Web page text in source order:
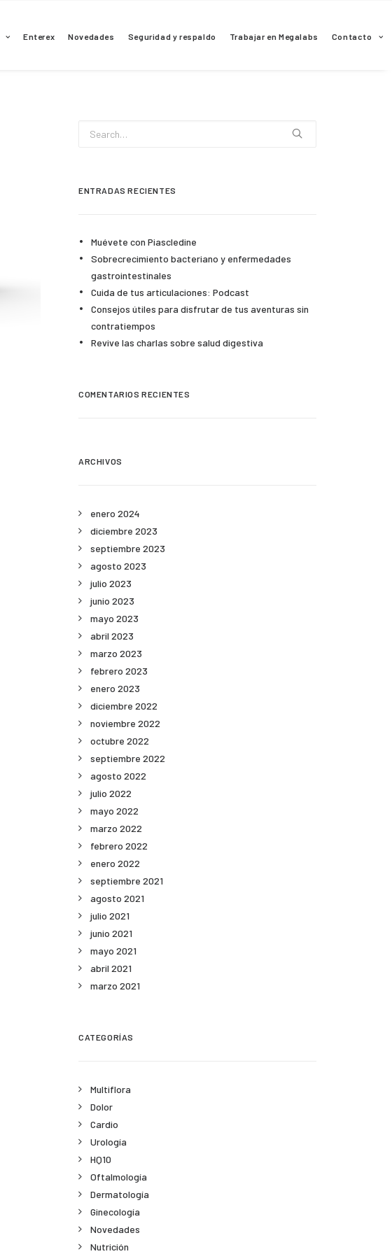
Enterex Novedades Seguridad y respaldo Trabajar en Megalabs Contacto
ENTRADAS RECIENTES
Muévete con Piascledine
Sobrecrecimiento bacteriano y enfermedades
gastrointestinales
Cuida de tus articulaciones: Podcast
Consejos útiles para disfrutar de tus aventuras sin
contratiempos
Revive las charlas sobre salud digestiva
COMENTARIOS RECIENTES
ARCHIVOS
enero 2024
diciembre 2023
septiembre 2023
agosto 2023
julio 2023
junio 2023
mayo 2023
abril 2023
marzo 2023
febrero 2023
enero 2023
diciembre 2022
noviembre 2022
octubre 2022
septiembre 2022
agosto 2022
julio 2022
mayo 2022
marzo 2022
febrero 2022
enero 2022
septiembre 2021
agosto 2021
julio 2021
junio 2021
mayo 2021
abril 2021
marzo 2021
CATEGORÍAS
Multiflora
Dolor
Cardio
Urología
HQ10
Oftalmología
Dermatología
Ginecología
Novedades
Nutrición